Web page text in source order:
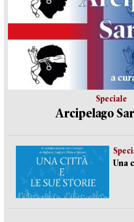
Speciale
Arcipelago
Una